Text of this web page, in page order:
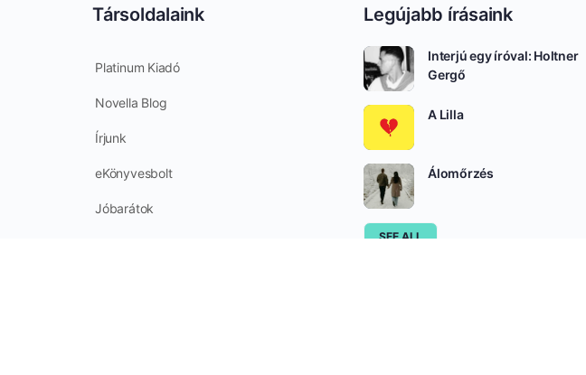
Társoldalaink
Platinum Kiadó
Novella Blog
Írjunk
eKönyvesbolt
Jóbarátok
Legújabb írásaink
Interjú egy íróval: Holtner
Gergő
A Lilla
Álomőrzés
SEE ALL